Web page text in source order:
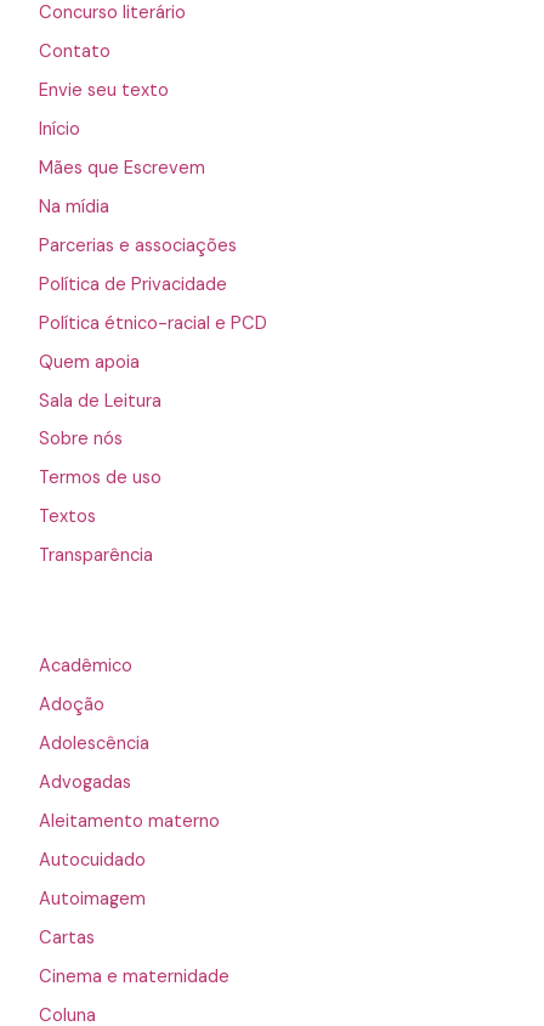
Concurso literário
Contato
Envie seu texto
Início
Mães que Escrevem
Na mídia
Parcerias e associações
Política de Privacidade
Política étnico-racial e PCD
Quem apoia
Sala de Leitura
Sobre nós
Termos de uso
Textos
Transparência
Acadêmico
Adoção
Adolescência
Advogadas
Aleitamento materno
Autocuidado
Autoimagem
Cartas
Cinema e maternidade
Coluna